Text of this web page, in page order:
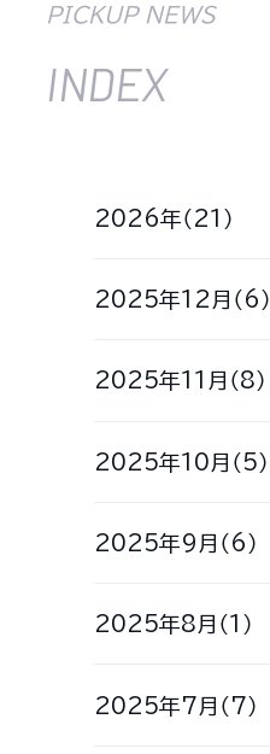
PICKUP NEWS
INDEX
2026年（21）
2025年12月（6）
2025年11月（8）
2025年10月（5）
2025年9月（6）
2025年8月（1）
2025年7月（7）